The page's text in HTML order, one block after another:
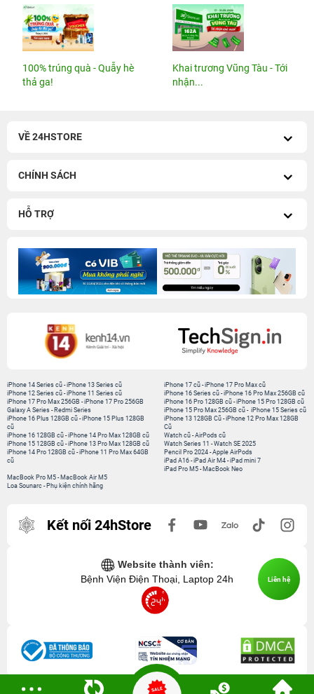
100% trúng quà - Quẫy hè
thả ga!
Khai trương Vũng Tàu - Tới
nhận...
VỀ 24HSTORE
CHÍNH SÁCH
HỖ TRỢ
iPhone 14 Series cũ -iPhone 13 Series cũ
iPhone 12 Series cũ -iPhone 11 Series cũ
iPhone 17 Pro Max 256GB -iPhone 17 Pro 256GB
Galaxy A Series - Redmi Series
iPhone 17 cũ -iPhone 17 Pro Max cũ
iPhone 16 Series cũ - iPhone 16 Pro Max 256GB cũ
iPhone 16 Pro 128GB cũ -iPhone 15 Pro 128GB cũ
iPhone 15 Pro Max 256GB cũ - iPhone 15 Series cũ
iPhone 16 Plus 128GB cũ -iPhone 15 Plus 128GB
cũ
iPhone 16 128GB cũ -iPhone 14 Pro Max 128GB cũ
iPhone 15 128GB cũ -iPhone 13 Pro Max 128GB cũ
iPhone 14 Pro 128GB cũ -iPhone 11 Pro Max 64GB
cũ
iPhone 13 128GB Cũ -iPhone 12 Pro Max 128GB
Cũ
Watch cũ -AirPods cũ
Watch Series 11 -Watch SE 2025
Pencil Pro 2024 -Apple AirPods
iPad A16 -iPad Air M4 -iPad mini 7
iPad Pro M5 - MacBook Neo
MacBook Pro M5 - MacBook Air M5
Loa Sounarc - Phụ kiện chính hãng
Kết nối 24hStore
Website thành viên:
Bệnh Viện Điện Thoại, Laptop 24h
Liên hệ